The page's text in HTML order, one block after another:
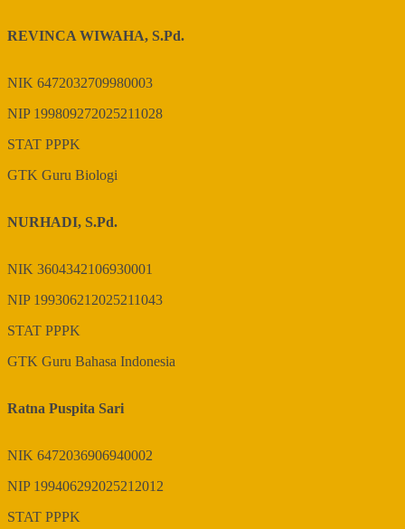
REVINCA WIWAHA, S.Pd.
NIK 6472032709980003
NIP 199809272025211028
STAT PPPK
GTK Guru Biologi
NURHADI, S.Pd.
NIK 3604342106930001
NIP 199306212025211043
STAT PPPK
GTK Guru Bahasa Indonesia
Ratna Puspita Sari
NIK 6472036906940002
NIP 199406292025212012
STAT PPPK